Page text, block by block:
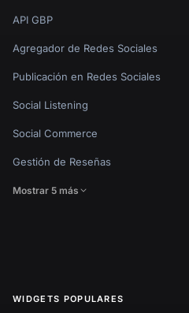
API GBP
Agregador de Redes Sociales
Publicación en Redes Sociales
Social Listening
Social Commerce
Gestión de Reseñas
Mostrar 5 más
WIDGETS POPULARES